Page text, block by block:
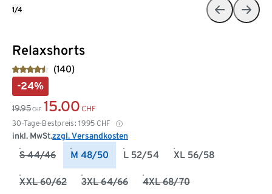
Relaxshorts
(140)
-24%
19.95 CHF 15.00 CHF
30-Tage-Bestpreis: 19.95 CHF
inkl. MwSt.zzgl. Versandkosten
S 44/46 M 48/50 L 52/54 XL 56/58
XXL 60/62 3XL 64/66 4XL 68/70
1/4